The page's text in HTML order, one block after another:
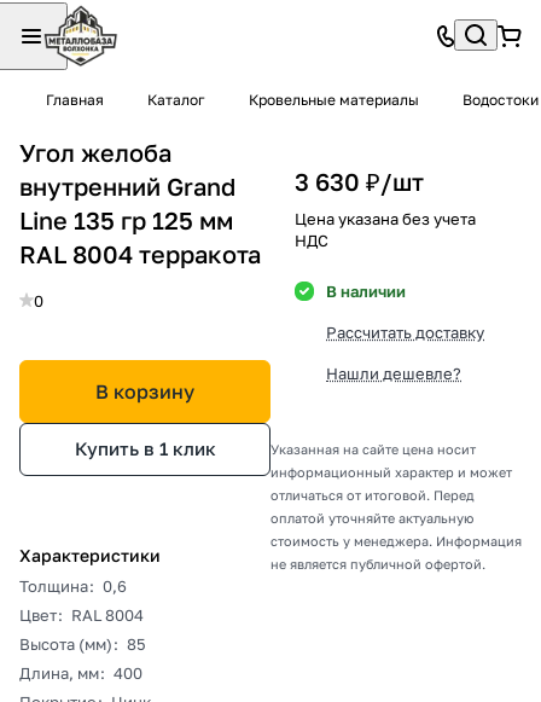
Главная Каталог Кровельные материалы Водостоки
Угол желоба
внутренний Grand
Line 135 гр 125 мм
RAL 8004 терракота
0
В корзину
Купить в 1 клик
Характеристики
Толщина: 0,6
Цвет: RAL 8004
Высота (мм): 85
Длина, мм: 400
3 630 ₽/шт
Цена указана без учета
НДС
В наличии
Рассчитать доставку
Нашли дешевле?
Указанная на сайте цена носит
информационный характер и может
отличаться от итоговой. Перед
оплатой уточняйте актуальную
стоимость у менеджера. Информация
не является публичной офертой.